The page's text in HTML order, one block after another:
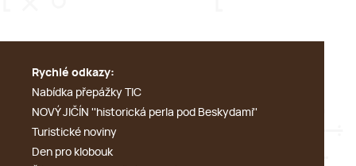
Rychlé odkazy:
Nabídka přepážky TIC
NOVÝ JIČÍN ''historická perla pod Beskydami''
Turistické noviny
Den pro klobouk